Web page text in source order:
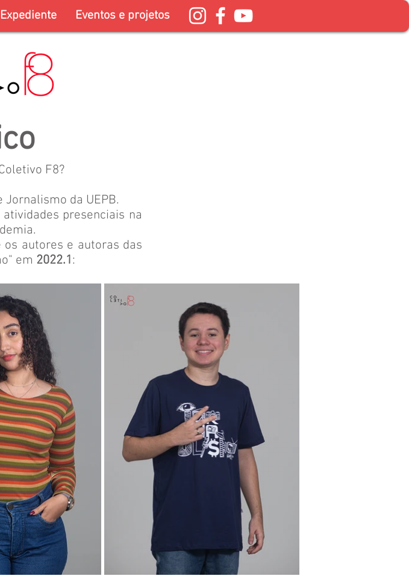
Eventos e projetos
F8?
da UEPB.
presenciais na
autores e autoras das
em 2022.1: